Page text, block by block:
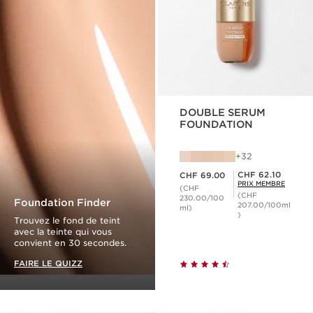
Foundation Finder
Trouvez le fond de teint
avec la teinte qui vous
convient en 30 secondes.
FAIRE LE QUIZZ
DOUBLE SERUM
FOUNDATION
32
CHF 69.00
(CHF
230.00/100
ml)
Prix Sérénité CHF 62.10
CHF 62.10
PRIX MEMBRE
(CHF
207.00/100ml
)